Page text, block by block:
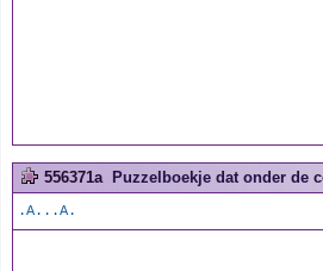
556371a Puzzelboekje dat onder de
.A...A.